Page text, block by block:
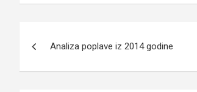
navigation
Analiza poplave iz 2014 godine